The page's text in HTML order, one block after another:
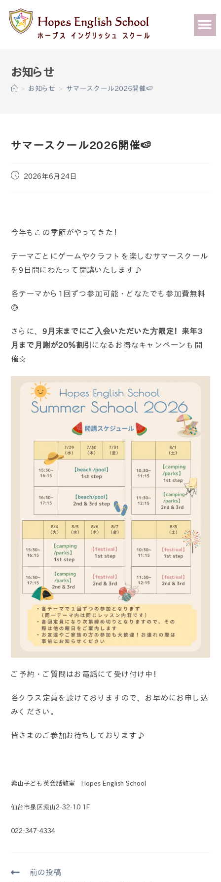
> お知らせ > サマースクール2026開催🍉
サマースクール2026開催🍉
2026年6月24日
今年もこの季節がやってきた！
テーマごとにゲームやクラフトを楽しむサマースクール
を9日間にわたって開講いたします♪
各テーマから1回ずつ参加可能・どなたでも参加費無料
◎
さらに、9⽉末までにご⼊会いただいた⽅限定！来年3
⽉まで⽉謝が20％割引 になるお得なキャンペーンも開
催☆
ご予約・ご質問はお電話にて受け付け中！
各クラス定員を設けておりますので、お早めにお申し込
みください。
皆さまのご参加お待ちしております♪
紫山子ども英会話教室 Hopes English School
仙台市泉区紫山2-32-10 1F
022-347-4334
前の投稿